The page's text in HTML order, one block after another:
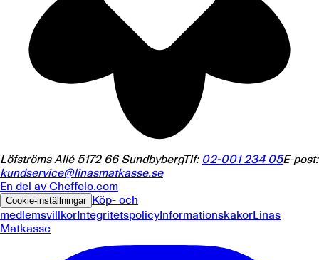
Löfströms Allé 5172 66 SundbybergTlf: 02-001 234 05E-post:
kundservice@linasmatkasse.se
En del av Cheffelo.com
Cookie-inställningar Köp- och
medlemsvillkorIntegritetspolicyInformationskakorLinas
Matkasse